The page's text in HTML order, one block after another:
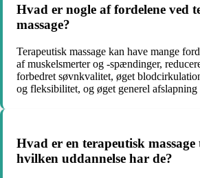
Hvad er nogle af fordelene ved
massage?
Terapeutisk massage kan have mange
af muskelsmerter og -spændinger,
forbedret søvnkvalitet, øget
og fleksibilitet, og øget generel
Hvad er en terapeutisk massage
hvilken uddannelse har de?